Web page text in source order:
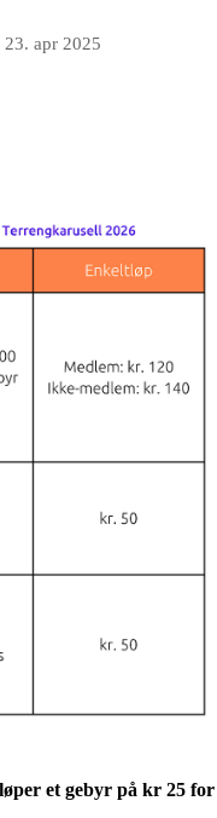
23. apr 2025
et gebyr på kr 25 for